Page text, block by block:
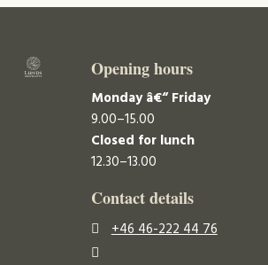
Opening hours
Monday â€“ Friday
9.00–15.00
Closed for lunch
12.30–13.00
Contact details
+46 46-222 44 76